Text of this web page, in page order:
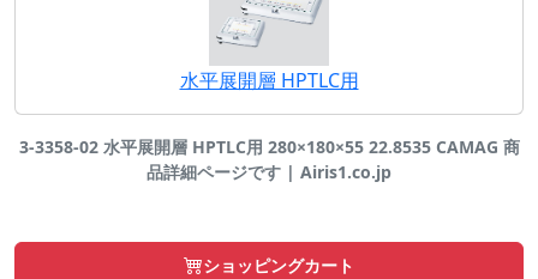
水平展開層 HPTLC用
3-3358-02 水平展開層 HPTLC用 280×180×55 22.8535 CAMAG 商
品詳細ページです | Airis1.co.jp
ショッピングカート